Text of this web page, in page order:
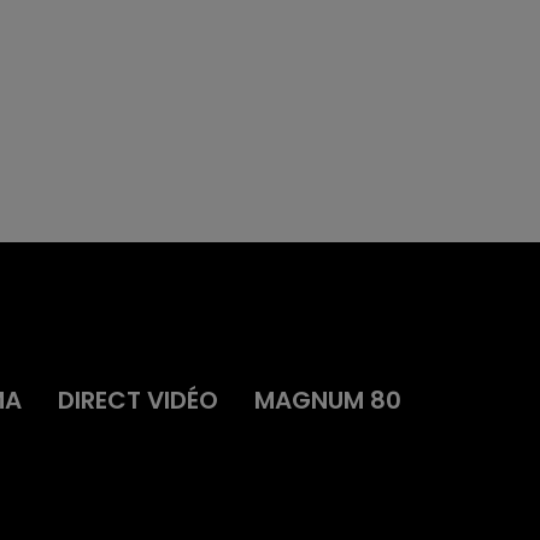
DIRECT VIDÉO MAGNUM 80